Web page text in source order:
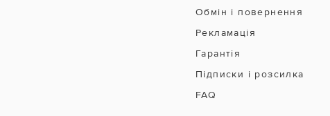
Обмін і повернення
Рекламація
Гарантія
Підписки і розсилка
FAQ